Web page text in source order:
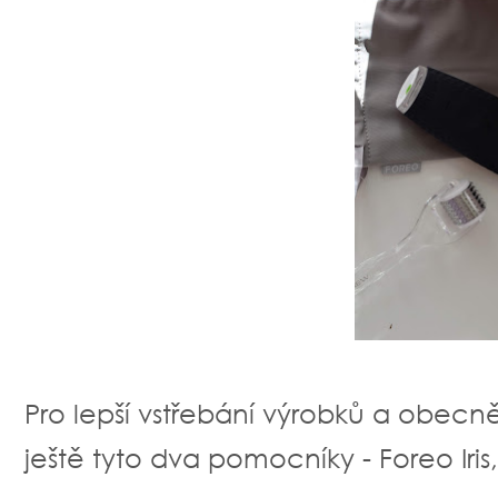
Pro lepší vstřebání výrobků a
ještě tyto dva pomocníky - Foreo